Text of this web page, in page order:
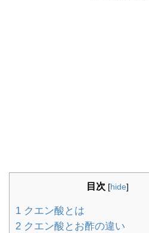
目次 [hide]
1 クエン酸とは
2 クエン酸とお酢の違い